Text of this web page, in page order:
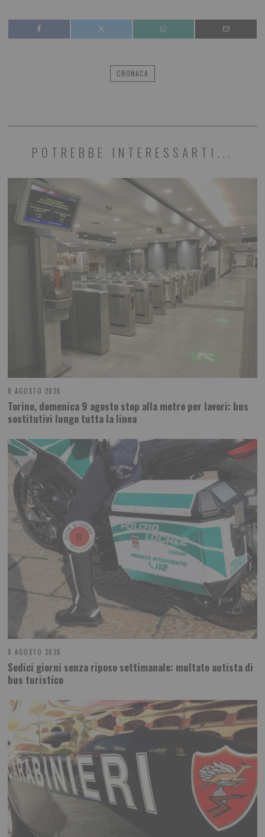
CRONACA
POTREBBE INTERESSARTI...
8 AGOSTO 2026
Torino, domenica 9 agosto stop alla metro per lavori: bus
sostitutivi lungo tutta la linea
8 AGOSTO 2026
Sedici giorni senza riposo settimanale: multato autista di
bus turistico